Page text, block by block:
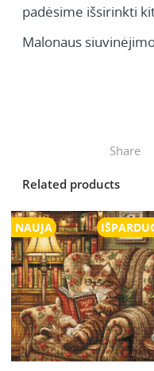
padėsime išsirinkti
Malonaus
Share
Related products
NAUJA